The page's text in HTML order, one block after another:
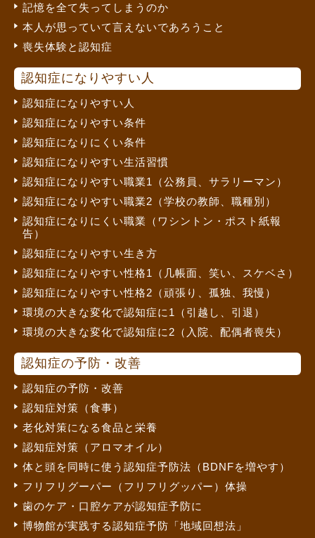
記憶を全て失ってしまうのか
本人が思っていて言えないであろうこと
喪失体験と認知症
認知症になりやすい人
認知症になりやすい人
認知症になりやすい条件
認知症になりにくい条件
認知症になりやすい生活習慣
認知症になりやすい職業1（公務員、サラリーマン）
認知症になりやすい職業2（学校の教師、職種別）
認知症になりにくい職業（ワシントン・ポスト紙報
告）
認知症になりやすい生き方
認知症になりやすい性格1（几帳面、笑い、スケベさ）
認知症になりやすい性格2（頑張り、孤独、我慢）
環境の大きな変化で認知症に1（引越し、引退）
環境の大きな変化で認知症に2（入院、配偶者喪失）
認知症の予防・改善
認知症の予防・改善
認知症対策（食事）
老化対策になる食品と栄養
認知症対策（アロマオイル）
体と頭を同時に使う認知症予防法（BDNFを増やす）
フリフリグーパー（フリフリグッパー）体操
歯のケア・口腔ケアが認知症予防に
博物館が実践する認知症予防「地域回想法」